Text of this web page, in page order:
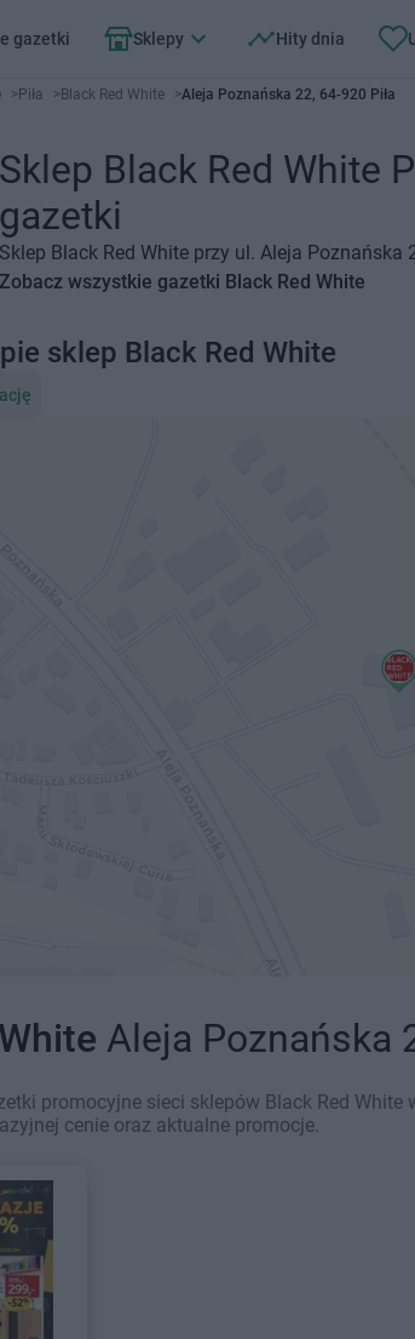
gazetki Sklepy Hity dnia
>Piła >Black Red White >Aleja Poznańska 22, 64-920 Piła
Sklep Black Red White
gazetki
Sklep Black Red White przy ul. Aleja
Zobacz wszystkie gazetki Black Red White
sklep Black Red White
Aleja Poznańska
promocyjne sieci sklepów Black Red
cenie oraz aktualne promocje.